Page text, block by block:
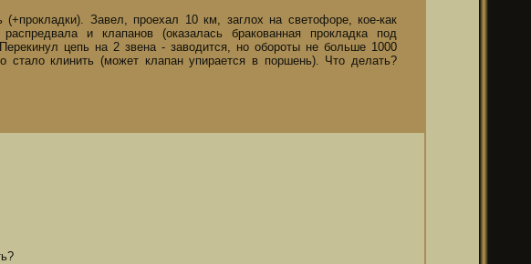
Завел, проехал 10 км, заглох на светофоре, кое-как
и клапанов (оказалась бракованная прокладка под
цепь на 2 звена - заводится, но обороты не больше 1000
стало клинить (может клапан упирается в поршень). Что делать?